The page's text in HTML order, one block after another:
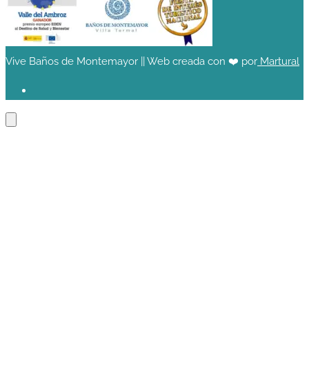
Vive Baños de Montemayor || Web creada con ❤️ por Martural